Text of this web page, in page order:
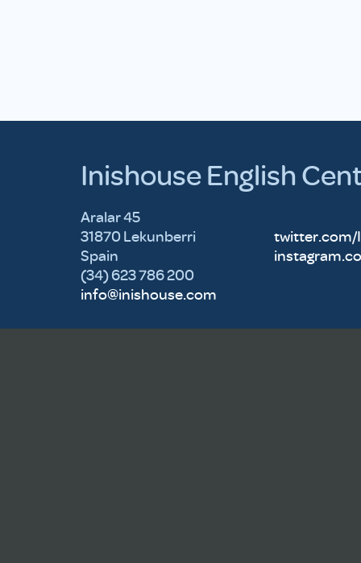
Inishouse English
Aralar 45
31870 Lekunberri
Spain
(34) 623 786 200
info@inishouse.com
twitter.com/